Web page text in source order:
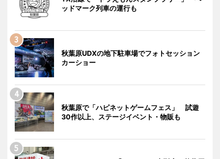
ッドマーク列車の運行も
秋葉原UDXの地下駐車場でフォトセッション
カーショー
秋葉原で「ハピネットゲームフェス」 試遊
30作以上、ステージイベント・物販も